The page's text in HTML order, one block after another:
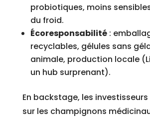
probiotiques, moins
du froid.
Écoresponsabilité:
recyclables, gélules sans
animale, production locale
un hub surprenant).
En backstage, les
sur les champignons